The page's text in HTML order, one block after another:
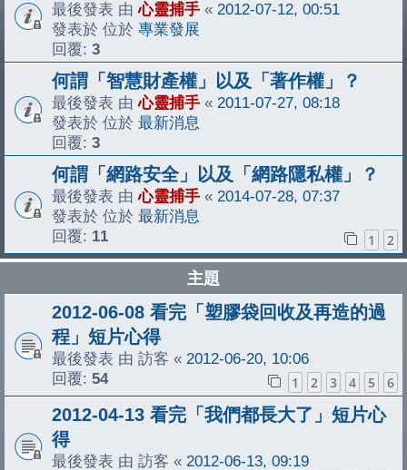
最後發表 由心靈捕手 « 2012-07-12, 00:51
發表於 位於 專業發展
回覆: 3
何謂「智慧財產權」以及「著作權」？
最後發表 由心靈捕手 « 2011-07-27, 08:18
發表於 位於 最新消息
回覆: 3
何謂「網路安全」以及「網路隱私權」？
最後發表 由心靈捕手 « 2014-07-28, 07:37
發表於 位於 最新消息
回覆: 11 1 2
主題
2012-06-08 看完「塑膠袋回收及再造的過
程」短片心得
最後發表 由 訪客 « 2012-06-20, 10:06
回覆: 54 1 2 3 4 5 6
2012-04-13 看完「我們都長大了」短片心
得
最後發表 由 訪客 « 2012-06-13, 09:19